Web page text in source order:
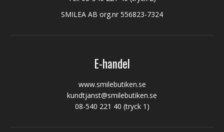
SMILEA AB org.nr 556823-7324
E-handel
www.smilebutiken.se
kundtjanst@smilebutiken.se
08-540 221 40 (tryck 1)